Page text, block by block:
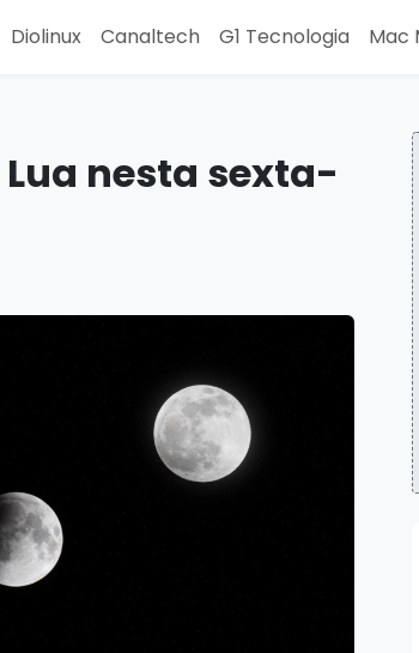
Diolinux Canaltech G1 Tecnologia Mac
nesta sexta-